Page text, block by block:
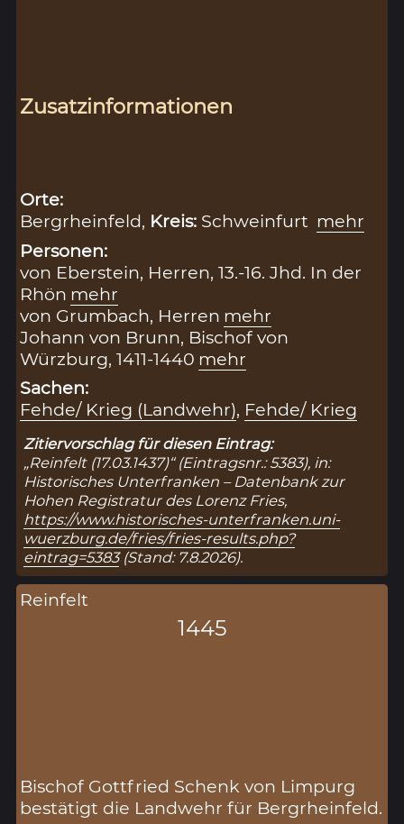
Zusatzinformationen
Orte:
Bergrheinfeld, Kreis: Schweinfurt mehr
Personen:
von Eberstein, Herren, 13.-16. Jhd. In der
Rhön mehr
von Grumbach, Herren mehr
Johann von Brunn, Bischof von
Würzburg, 1411-1440 mehr
Sachen:
Fehde/ Krieg (Landwehr), Fehde/ Krieg
Zitiervorschlag für diesen Eintrag:
„Reinfelt (17.03.1437)“ (Eintragsnr.: 5383), in:
Historisches Unterfranken – Datenbank zur
Hohen Registratur des Lorenz Fries,
https://www.historisches-unterfranken.uni-
wuerzburg.de/fries/fries-results.php?
eintrag=5383(Stand: 7.8.2026).
Reinfelt
1445
Bischof Gottfried Schenk von Limpurg
bestätigt die Landwehr für Bergrheinfeld.